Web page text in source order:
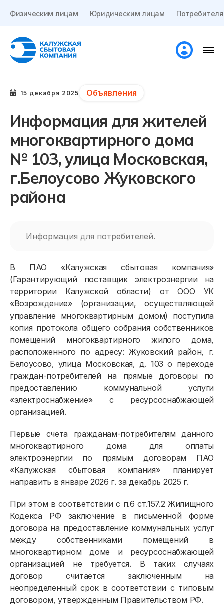
Физическим лицам Юридическим лицам
15 декабря 2025 Объявления
Информация для жителей
многоквартирного дома
№ 103, улица Московская,
г.Белоусово Жуковского
района
Информация для потребителей.
В ПАО «Калужская сбытовая компания»
(Гарантирующий поставщик электроэнергии на
территории Калужской области) от ООО УК
«Возрождение» (организации, осуществляющей
управление многоквартирным домом) поступила
копия протокола общего собрания собственников
помещений многоквартирного жилого дома,
расположенного по адресу: Жуковский район, г.
Белоусово, улица Московская, д. 103 о переходе
граждан-потребителей на прямые договоры по
предоставлению коммунальной услуги
«электроснабжение» с ресурсоснабжающей
организацией.
Первые счета гражданам-потребителям данного
многоквартирного дома для оплаты
электроэнергии по прямым договорам ПАО
«Калужская сбытовая компания» планирует
направить в январе 2026 г. за декабрь 2025 г.
При этом в соответствии с п.6 ст.157.2 Жилищного
Кодекса РФ заключение в письменной форме
договора на предоставление коммунальных услуг
между собственниками помещений в
многоквартирном доме и ресурсоснабжающей
организацией не требуется. В таких случаях
договор считается заключенным на
неопределенный срок в соответствии с типовым
договором, утвержденным Правительством РФ.